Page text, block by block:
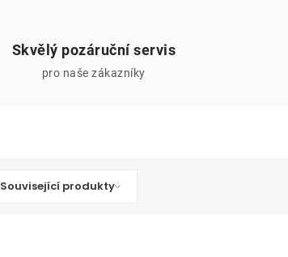
Skvělý pozáruční servis
pro naše zákazníky
Související produkty